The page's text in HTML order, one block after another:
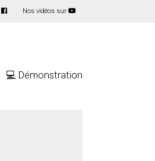
Nos vidéos sur
💻 Démonstration